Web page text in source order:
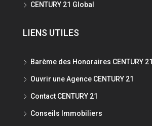
CENTURY 21 Global
LIENS UTILES
Barème des Honoraires CENTURY 21
Ouvrir une Agence CENTURY 21
Contact CENTURY 21
Conseils Immobiliers